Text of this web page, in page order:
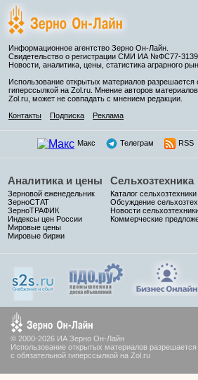
Информационное агентство Зерно Он-Лайн.
Свидетельство о регистрации СМИ ИА №ФС77-
Новости, аналитика, цены, статистика аграрного
Использование открытых материалов разрешается
гиперссылкой на Zol.ru. Мнение авторов
Zol.ru, может не совпадать с мнением редакции.
Контакты
Подписка Реклама
Макс Телеграм RSS
Аналитика и цены
Зерновой еженедельник
ЗерноСТАТ
ЗерноТРАФИК
Индексы цен России
Мировые цены
Мировые биржи
Сельхозтехника
Каталог сельхозтехники
Обсуждение
Новости
Коммерческие
© 2000-2026 ИА Зерно Он-Лайн
Использование открытых материалов разрешается
с обязательной гиперссылкой на Zol.ru